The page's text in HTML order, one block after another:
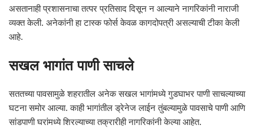
असतानाही प्रशासनाचा तत्पर प्रतिसाद दिसून न आल्याने नागरिकांनी नाराजी
व्यक्त केली. अनेकांनी हा टास्क फोर्स केवळ कागदोपत्री असल्याची टीका केली
आहे.
सखल भागांत पाणी साचले
सततच्या पावसामुळे शहरातील अनेक सखल भागांमध्ये गुडघाभर पाणी साचल्याच्या
घटना समोर आल्या. काही भागांतील ड्रेनेज लाईन तुंबल्यामुळे पावसाचे पाणी आणि
सांडपाणी घरांमध्ये शिरल्याच्या तक्रारीही नागरिकांनी केल्या आहेत.